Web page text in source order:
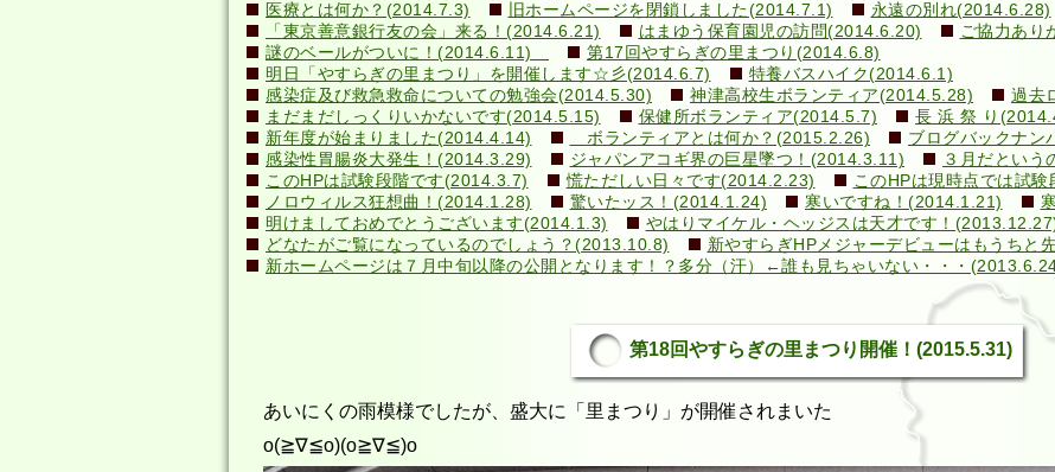
医療とは何か？(2014.7.3)
旧ホームページを閉鎖しました(2014.7.1) 永遠の別れ(2014.6.28)
「東京善意銀行友の会」来る！(2014.6.21)
はまゆう保育園児の訪問(2014.6.20)
ご協力あり
謎のベールがついに！(2014.6.11)
第17回やすらぎの里まつり(2014.6.8)
明日「やすらぎの里まつり」を開催します☆彡(2014.6.7)
特養バスハイク(2014.6.1)
感染症及び救急救命についての勉強会(2014.5.30)
神津高校生ボランティア(2014.5.28)
過去
まだまだしっくりいかないです(2014.5.15)
保健所ボランティア(2014.5.7)
長 浜 祭 り
新年度が始まりました(2014.4.14)
ボランティアとは何か？(2015.2.26)
ブログバックナン
感染性胃腸炎大発生！(2014.3.29)
ジャパンアコギ界の巨星墜つ！(2014.3.11)
３月だという
このHPは試験段階です(2014.3.7)
慌ただしい日々です(2014.2.23)
このHPは現時点では試
ノロウィルス狂想曲！(2014.1.28)
驚いたッス！(2014.1.24) 寒いですね！(2014.1.21)
明けましておめでとうございます(2014.1.3)
やはりマイケル・ヘッジスは天才です！
どなたがご覧になっているのでしょう？(2013.10.8)
新やすらぎHPメジャーデビューはもうちと
新ホームページは７月中旬以降の公開となります！？多分（汗）←誰も見ちゃいない・・・
第18回やすらぎの里まつり開催！(2015.5.31)
あいにくの雨模様でしたが、盛大に「里まつり」が開催されまいた
o(≧∇≦o)(o≧∇≦)o